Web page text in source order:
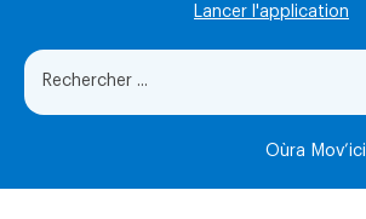
Lancer l'application
Oùra Mov’ici